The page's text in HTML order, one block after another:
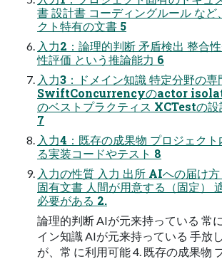
書 設計書 コーディングルール など
クト特有の文書 5
入力2：論理的判断 矛盾検出 整合
性評価 という推論能力 6
入力3：ドメイン知識 特定分野の専
SwiftConcurrencyのactor
のベストプラクティス XCTestの
7
入力4：既存の成果物 プロジェク
る実装コードやテスト 8
入力の性質 入力 出所 AIへの届け方
固有文書 人間が用意する（固定）
必要がある 2.
論理的判断 AIが元来持っている 常
イン知識 AIが元来持っている 手放
が、常 に利用可能 4. 既存の成果物